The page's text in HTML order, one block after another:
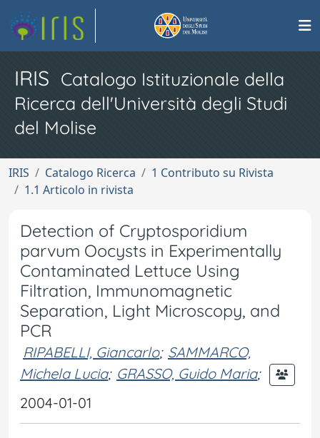
IRIS Catalogo Istituzionale della
Ricerca dell'Università degli Studi
del Molise
IRIS Catalogo Ricerca
1 Contributo su Rivista
1.1 Articolo in rivista
Detection of Cryptosporidium
parvum Oocysts in Experimentally
Contaminated Lettuce Using
Filtration, Immunomagnetic
Separation, Light Microscopy, and
PCR
RIPABELLI, Giancarlo; SAMMARCO,
Michela Lucia; GRASSO, Guido Maria;
2004-01-01